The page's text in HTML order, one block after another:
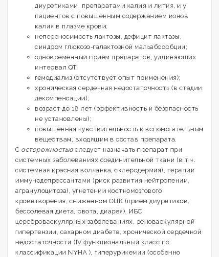
диуретиками, препаратами калия и лития, и у
пациентов с повышенным содержанием ионов
калия в плазме крови;
непереносимость лактозы, дефицит лактазы,
синдром глюкозо-галактозной мальабсорбции;
одновременный прием препаратов, удлиняющих
интервал QT;
гемодиализ (отсутствует опыт применения);
хроническая сердечная недостаточность (в стадии
декомпенсации);
возраст до 18 лет (эффективность и безопасность
не установлены);
повышенная чувствительность к вспомогательным
веществам, входящим в состав препарата.
С осторожностьюследует назначать препарат при
системных заболеваниях соединительной ткани (в т.ч.
системная красная волчанка, склеродермия), терапии
иммунодепрессантами (риск развития нейтропении,
агранулоцитоза), угнетении костномозгового
кроветворения, сниженном ОЦК (прием диуретиков,
бессолевая диета, рвота, диарея), ИБС,
цереброваскулярных заболеваниях, реноваскулярной
гипертензии, сахарном диабете, хронической сердечной
недостаточности (IV функциональный класс по
классификации NYHA ), гиперурикемии (особенно